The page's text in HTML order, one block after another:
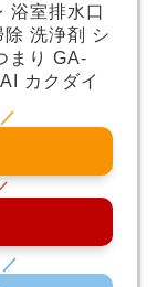
浴室排水口
洗浄剤 シ
まり GA-
カクダイ